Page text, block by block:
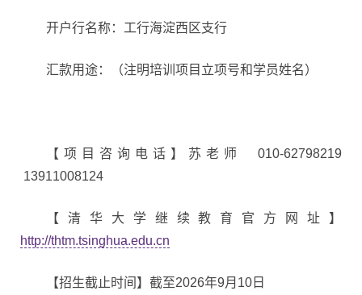
开户行名称：工行海淀西区支行
汇款用途：（注明培训项目立项号和学员姓名）
【项目咨询电话】苏老师 010-62798219
13911008124
【清华大学继续教育官方网址】
http://thtm.tsinghua.edu.cn
【招生截止时间】截至2026年9月10日